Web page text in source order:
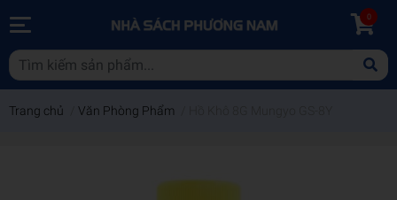
0
Trang chủ Văn Phòng Phẩm